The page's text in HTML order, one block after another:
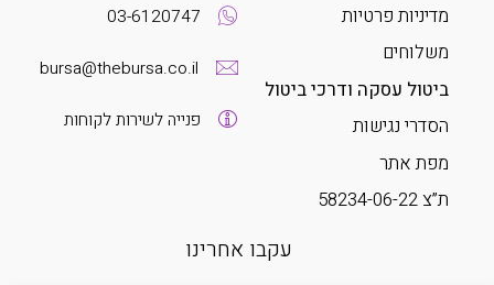
מדיניות פרטיות
משלוחים
ביטול עסקה ודרכי ביטול
הסדרי נגישות
מפת אתר
ת”צ 58234-06-22
03-6120747
bursa@thebursa.co.il
פנייה לשירות לקוחות
עקבו אחרינו